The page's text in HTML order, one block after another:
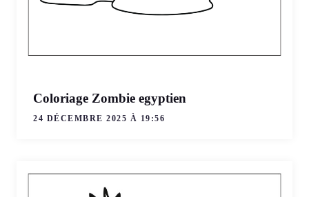
Coloriage Zombie egyptien
24 DÉCEMBRE 2025 À 19:56